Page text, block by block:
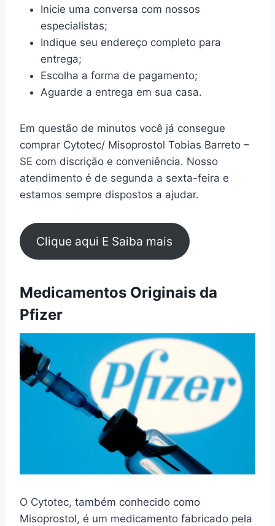
Inicie uma conversa com nossos
especialistas;
Indique seu endereço completo para
entrega;
Escolha a forma de pagamento;
Aguarde a entrega em sua casa.
Em questão de minutos você já consegue
comprar Cytotec/ Misoprostol Tobias Barreto –
SE com discrição e conveniência. Nosso
atendimento é de segunda a sexta-feira e
estamos sempre dispostos a ajudar.
Clique aqui E Saiba mais
Medicamentos Originais da
Pfizer
O Cytotec, também conhecido como
Misoprostol, é um medicamento fabricado pela